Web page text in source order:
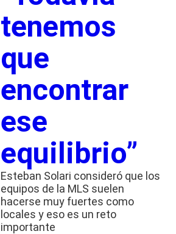
tenemos
que
encontrar
ese
equilibrio”
Esteban Solari consideró que los
equipos de la MLS suelen
hacerse muy fuertes como
locales y eso es un reto
importante